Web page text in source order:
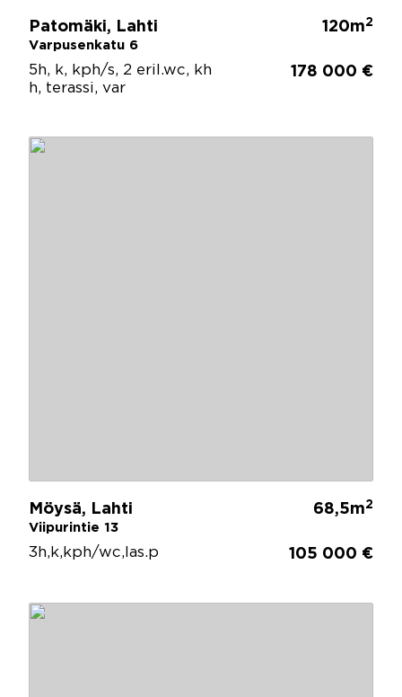
Patomäki, Lahti
Varpusenkatu 6
120m2
5h, k, kph/s, 2 eril.wc, kh
h, terassi, var
178 000 €
Möysä, Lahti
Viipurintie 13
68,5m2
3h,k,kph/wc,las.p 105 000 €